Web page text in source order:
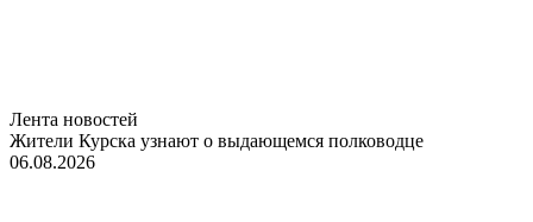
Лента новостей
Жители Курска узнают о выдающемся полководце
06.08.2026